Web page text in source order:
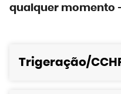
qualquer momento
Trigeração/